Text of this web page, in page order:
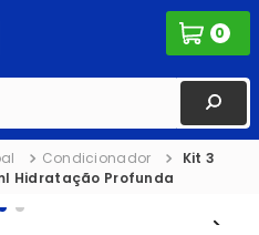
0
Condicionador
Kit 3
Hidratação Profunda